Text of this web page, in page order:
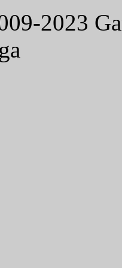
2023